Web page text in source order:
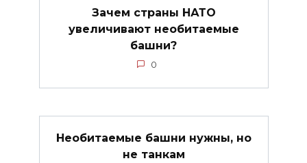
Зачем страны НАТО
увеличивают необитаемые
башни?
0
Необитаемые башни нужны, но
не танкам